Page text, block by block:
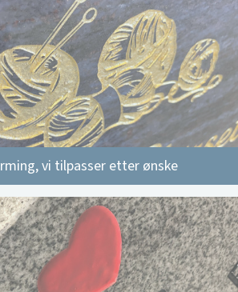
vi tilpasser etter ønske